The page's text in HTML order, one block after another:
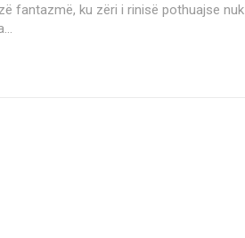
fantazmë, ku zëri i rinisë pothuajse nuk